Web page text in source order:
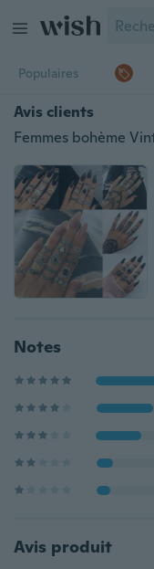
Populaires
Avis clients
Notes
Avis produit